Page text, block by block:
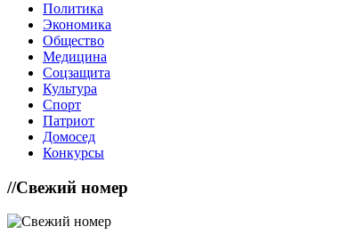
Политика
Экономика
Общество
Медицина
Соцзащита
Культура
Спорт
Патриот
Домосед
Конкурсы
//Свежий номер